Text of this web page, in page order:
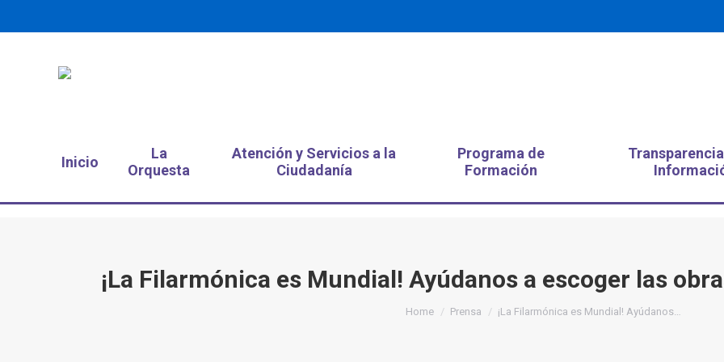
Inicio
La
Orquesta
Atención y Servicios a la
Ciudadanía
Programa de
Formación
¡La Filarmónica es Mundial! Ayúdanos a escoger las
You are here:
Home Prensa ¡La Filarmónica es Mundial! Ayúdanos…